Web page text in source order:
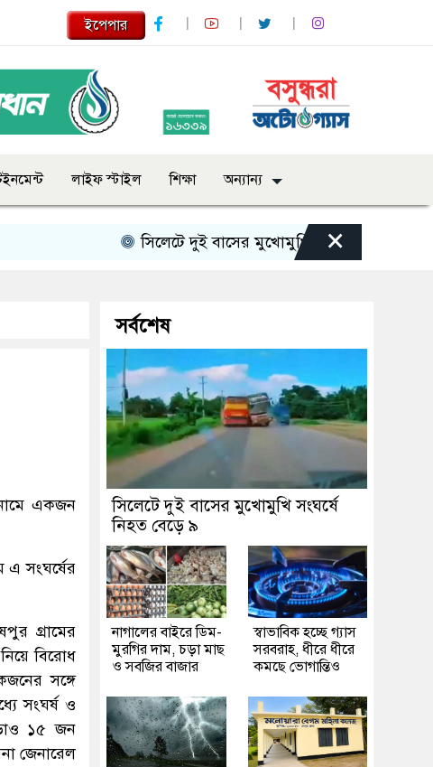
ইপেপার
লাইফ স্টাইল শিক্ষা অন্যান্য
সিলেটে দুই বাসের মুখোমুখি সংঘর্ষে নিহত বেড়ে ৯
×
একজন
এ সংঘর্ষের
গ্রামের
বিরোধ
সঙ্গে
সংঘর্ষ ও
১৫ জন
জেনারেল
সর্বশেষ
সিলেটে দুই বাসের মুখোমুখি সংঘর্ষে
নিহত বেড়ে ৯
নাগালের বাইরে ডিম-
মুরগির দাম, চড়া মাছ
ও সবজির বাজার
স্বাভাবিক হচ্ছে গ্যাস
সরবরাহ, ধীরে ধীরে
কমছে ভোগান্তিও